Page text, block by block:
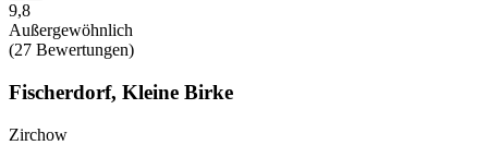
9,8
Außergewöhnlich
(27 Bewertungen)
Fischerdorf, Kleine Birke
Zirchow